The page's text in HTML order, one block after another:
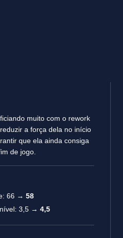
muito com o rework
a força dela no início
que ela ainda consiga
de jogo.
66 → 58
3,5 → 4,5